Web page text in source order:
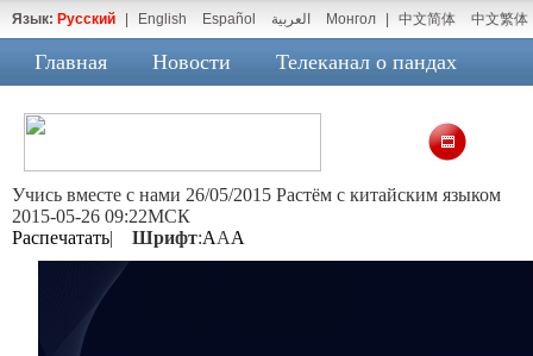
Язык: Русский English Español العربية Монгол 中文简体 中文繁体
Главная Новости Телеканал о пандах
Учись вместе с нами 26/05/2015 Растём с китайским языком
2015-05-26 09:22МСК
Распечатать| Шрифт:AAA